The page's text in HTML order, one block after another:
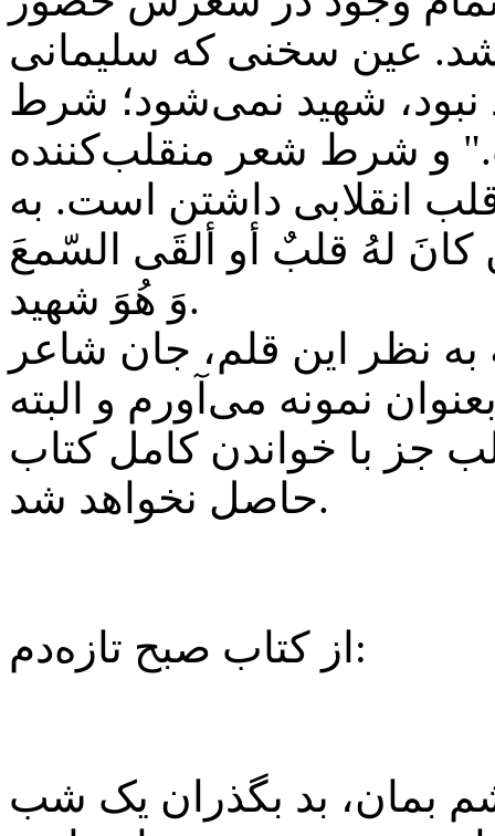
عین سخنی که سلیمانی
شهید نمی‌شود؛ شرط
و شرط شعر منقلب‌کننده
انقلابی داشتن است. به
لهُ قلبٌ أو ألقَی السّمعَ
وَ هُوَ شهید.
به نظر این قلم، جان شاعر
نمونه می‌آورم و البته
با خواندن کامل کتاب
حاصل نخواهد شد.
از کتاب صبح تازه‌دم:
بمان، بد بگذران یک شب